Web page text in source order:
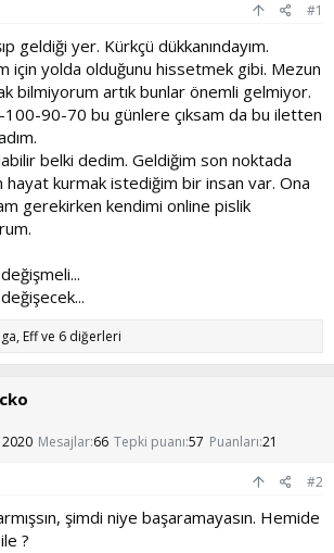
#1
geldiği yer. Kürkçü dükkanındayım.
için yolda olduğunu hissetmek gibi. Mezun
bilmiyorum artık bunlar önemli gelmiyor.
90-70 bu günlere çıksam da bu iletten
belki dedim. Geldiğim son noktada
hayat kurmak istediğim bir insan var. Ona
gerekirken kendimi online pislik
,Effve 6 diğerleri
2020 Mesajlar 66 Tepki puanı 57 Puanları 21
#2
şimdi niye başaramayasın. Hemide
?